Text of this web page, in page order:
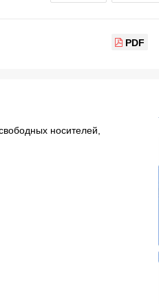
PDF
носителей,